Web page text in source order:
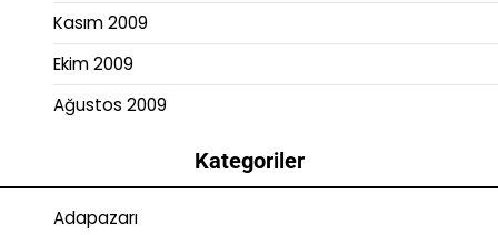
Kasım 2009
Ekim 2009
Ağustos 2009
Kategoriler
Adapazarı